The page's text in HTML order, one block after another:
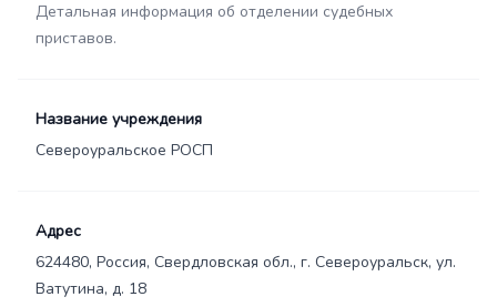
Детальная информация об отделении судебных
приставов.
Название учреждения
Североуральское РОСП
Адрес
624480, Россия, Свердловская обл., г. Североуральск, ул.
Ватутина, д. 18